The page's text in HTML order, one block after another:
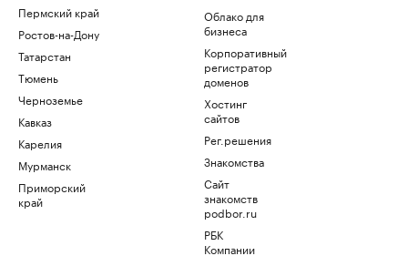
Пермский край
Ростов-на-Дону
Татарстан
Тюмень
Черноземье
Кавказ
Карелия
Мурманск
Приморский
край
Облако для
бизнеса
Корпоративный
регистратор
доменов
Хостинг
сайтов
Рег.решения
Знакомства
Сайт
знакомств
podbor.ru
РБК
Компании